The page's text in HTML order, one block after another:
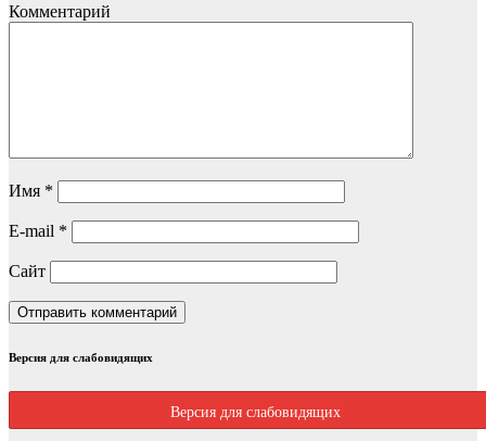
Комментарий
Имя *
E-mail *
Сайт
Версия для слабовидящих
Версия для слабовидящих